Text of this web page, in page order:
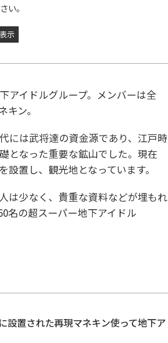
い。
示
アイドルグループ。メンバーは全
ン。
には武将達の資金源であり、江戸時
となった重要な鉱山でした。現在
置し、観光地となっています。
は少なく、貴重な資料などが埋もれ
名の超スーパー地下アイドル
設置された再現マネキン使って地下ア